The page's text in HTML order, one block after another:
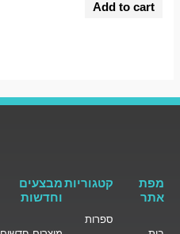
out
Add to cart
מפת
אתר
קטגוריות
ספרות
מבצעים
וחדשות